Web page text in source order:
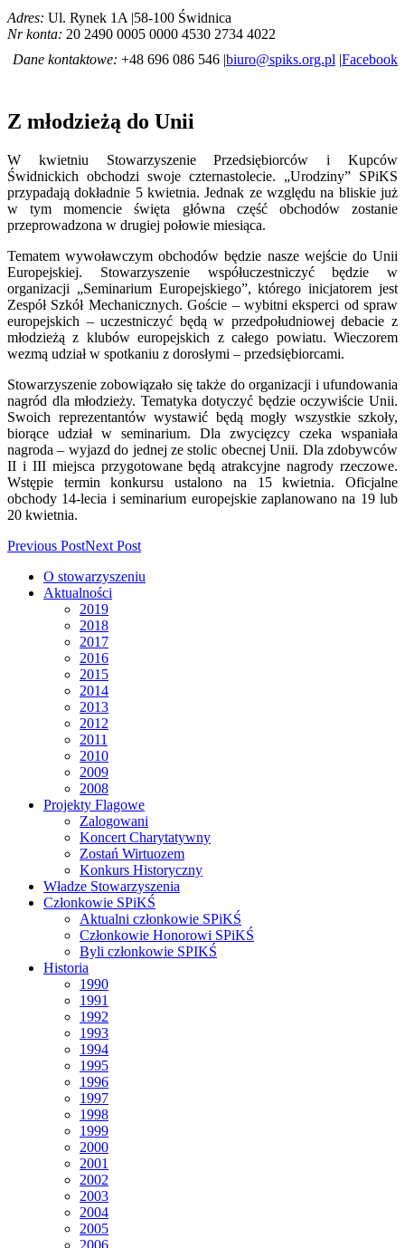
Adres: Ul. Rynek 1A |58-100 Świdnica
Nr konta: 20 2490 0005 0000 4530 2734 4022
Dane kontaktowe: +48 696 086 546 |biuro@spiks.org.pl |Facebook
Z młodzieżą do Unii
W kwietniu Stowarzyszenie Przedsiębiorców i Kupców
Świdnickich obchodzi swoje czternastolecie. „Urodziny” SPiKS
przypadają dokładnie 5 kwietnia. Jednak ze względu na bliskie już
w tym momencie święta główna część obchodów zostanie
przeprowadzona w drugiej połowie miesiąca.
Tematem wywoławczym obchodów będzie nasze wejście do Unii
Europejskiej. Stowarzyszenie współuczestniczyć będzie w
organizacji „Seminarium Europejskiego”, którego inicjatorem jest
Zespół Szkół Mechanicznych. Goście – wybitni eksperci od spraw
europejskich – uczestniczyć będą w przedpołudniowej debacie z
młodzieżą z klubów europejskich z całego powiatu. Wieczorem
wezmą udział w spotkaniu z dorosłymi – przedsiębiorcami.
Stowarzyszenie zobowiązało się także do organizacji i ufundowania
nagród dla młodzieży. Tematyka dotyczyć będzie oczywiście Unii.
Swoich reprezentantów wystawić będą mogły wszystkie szkoły,
biorące udział w seminarium. Dla zwycięzcy czeka wspaniała
nagroda – wyjazd do jednej ze stolic obecnej Unii. Dla zdobywców
II i III miejsca przygotowane będą atrakcyjne nagrody rzeczowe.
Wstępie termin konkursu ustalono na 15 kwietnia. Oficjalne
obchody 14-lecia i seminarium europejskie zaplanowano na 19 lub
20 kwietnia.
Previous PostNext Post
O stowarzyszeniu
Aktualności
2019
2018
2017
2016
2015
2014
2013
2012
2011
2010
2009
2008
Projekty Flagowe
Zalogowani
Koncert Charytatywny
Zostań Wirtuozem
Konkurs Historyczny
Władze Stowarzyszenia
Członkowie SPiKŚ
Aktualni członkowie SPiKŚ
Członkowie Honorowi SPiKŚ
Byli członkowie SPIKŚ
Historia
1990
1991
1992
1993
1994
1995
1996
1997
1998
1999
2000
2001
2002
2003
2004
2005
2006